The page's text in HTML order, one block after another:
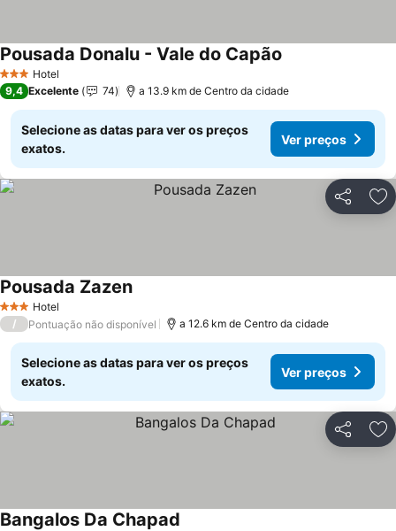
3 EstrelasHotel
Pousada Donalu - Vale do Capão
9,4 Excelente 74 a 13.9 km de Centro da cidade
Selecione as datas para ver os preços
exatos.
Ver preços
Partilhar
3 EstrelasHotel
Pousada Zazen
/ Pontuação não disponível a 12.6 km de Centro da cidade
Selecione as datas para ver os preços
exatos.
Ver preços
Partilhar
Bangalos Da Chapad